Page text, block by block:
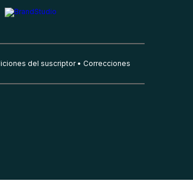
del suscriptor Correcciones